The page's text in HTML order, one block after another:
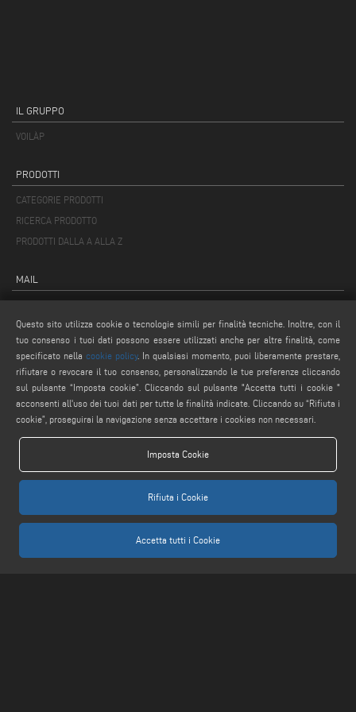
IL GRUPPO
VOILÀP
PRODOTTI
CATEGORIE PRODOTTI
RICERCA PRODOTTO
PRODOTTI DALLA A ALLA Z
MAIL
service@keraglass.com
webmaster@emmegi.com
SEGUICI
IMPOSTAZIONE COOKIES
Questo sito utilizza cookie o tecnologie simili per finalità tecniche. Inoltre, con il
tuo consenso i tuoi dati possono essere utilizzati anche per altre finalità, come
specificato nella cookie policy. In qualsiasi momento, puoi liberamente prestare,
rifiutare o revocare il tuo consenso, personalizzando le tue preferenze cliccando
sul pulsante “Imposta cookie”. Cliccando sul pulsante "Accetta tutti i cookie "
acconsenti all'uso dei tuoi dati per tutte le finalità indicate. Cliccando su “Rifiuta i
cookie”, proseguirai la navigazione senza accettare i cookies non necessari.
Imposta Cookie
Rifiuta i Cookie
Accetta tutti i Cookie